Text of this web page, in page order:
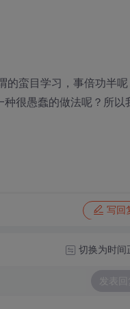
的蛮目学习，事倍功半呢
很愚蠢的做法呢？所以
写回
切换为时间
发表回